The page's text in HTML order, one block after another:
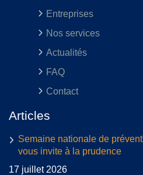
Entreprises
Nos services
Actualités
FAQ
Contact
Articles
Semaine nationale de
vous invite à la prudence
17 juillet 2026